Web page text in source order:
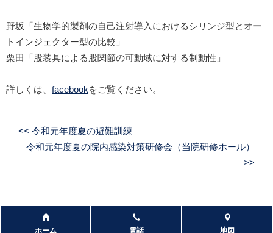
野坂「生物学的製剤の自己注射導入におけるシリンジ型とオー
トインジェクター型の比較」
栗田「股装具による股関節の可動域に対する制動性」
詳しくは、 facebookをご覧ください。
<< 令和元年度夏の避難訓練
令和元年度夏の院内感染対策研修会（当院研修ホール）
>>
ホーム 電話 地図